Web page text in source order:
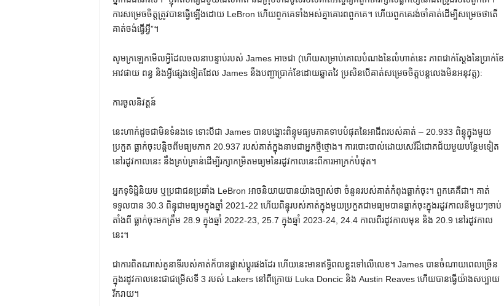
ការសម្រេចចិត្តត្រូវបានធ្វើឡើងដោយ LeBron ហើយពួកគេទាំងអស់គ្នាគោរពពួកគេ។ ហើយពួកគេរង់ចាំគាត់ដើម្បីសម្រេចថាតើ
គាត់ចង់ធ្វើអ្វី”។
សូមក្រឡេកមើលអ្វីដែលចលនាបន្ទាប់របស់ James អាចជា (ហើយសម្រាប់គោលបំណងនៃលំហាត់នេះ ភាពជាក់ស្តែងនៃប្រាក់ខែ
អាវផាយ ពន្ធ និងអ្វីផ្សេងទៀតដែល James នឹងបញ្ជាប្រាក់ខែដោយឆ្លាតវៃ ប្រសិនបើគាត់សម្រេចចិត្តបន្តលេងមិនអនុវត្ត):
ការចូលនិវត្តន៍
នេះហាក់ដូចជាមិនទំនងទេ ទោះបីជា James បានបង្ហោះពិន្ទុមធ្យមភាគទាបបំផុតនៃអាជីពរបស់គាត់ – 20.933 ពិន្ទុក្នុងមួយ
ប្រកួត ធ្លាក់ចុះបន្តិចពីមធ្យមភាគ 20.937 របស់គាត់ក្នុងនាមជាអ្នកថ្មីថ្មោង។ ការបោះបាល់ដោយសេរីដ៏ជោគជ័យមួយបន្ថែមទៀត
នៅរដូវកាលនេះ នឹងគ្រប់គ្រាន់ដើម្បីរក្សាកម្រិតមធ្យមនៃរដូវកាលនេះពីការអាក្រក់បំផុត។
អ្នកទុទិដ្ឋិនិយម ឬប្រជាជនប្រឆាំង LeBron អាចនិយាយបានយ៉ាងច្បាស់ថា ចំនួនរបស់គាត់កំពុងធ្លាក់ចុះ។ ពួកគេគឺជា។ គាត់
ទទួលបាន 30.3 ពិន្ទុជាមធ្យមក្នុងឆ្នាំ 2021-22 ហើយពិន្ទុរបស់គាត់ក្នុងមួយប្រកួតជាមធ្យមបានធ្លាក់ចុះក្នុងរដូវកាលនីមួយៗចាប់
តាំងពី ធ្លាក់ចុះមកត្រឹម 28.9 ក្នុងឆ្នាំ 2022-23, 25.7 ក្នុងឆ្នាំ 2023-24, 24.4 កាលពីរដូវកាលមុន និង 20.9 នៅរដូវកាល
នេះ។
ជាការពិតណាស់តួនាទីរបស់គាត់ក៏បានផ្លាស់ប្តូរផងដែរ ហើយនេះមានឥទ្ធិពលខ្លះទៅលើលេខ។ James បានចំណាយពេលច្រើន
ក្នុងរដូវកាលនេះជាជម្រើសទី 3 របស់ Lakers នៅពីក្រោយ Luka Doncic និង Austin Reaves ហើយបានធ្វើយ៉ាងសប្បាយ
រីករាយ។